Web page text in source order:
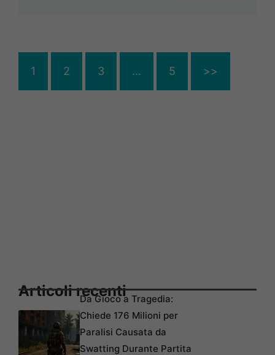
1 2 3 … 5 >>
Articoli recentiDa Gioco a Tragedia:
Chiede 176 Milioni per
Paralisi Causata da
Swatting Durante Partita